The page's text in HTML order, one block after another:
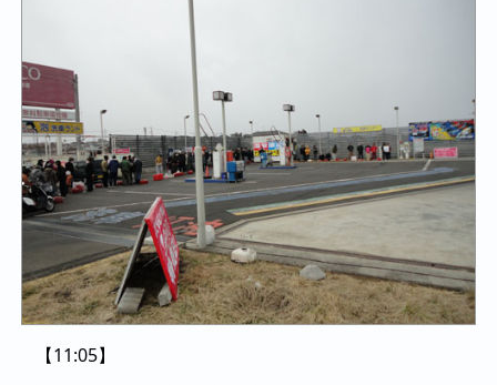
【11:05】